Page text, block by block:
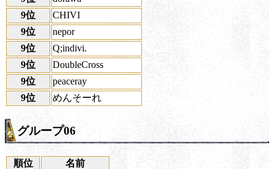
9位
CHIVI
9位
nepor
9位
Q;indivi.
9位
DoubleCross
9位
peaceray
9位
めんそーれ
グループ06
順位
名前